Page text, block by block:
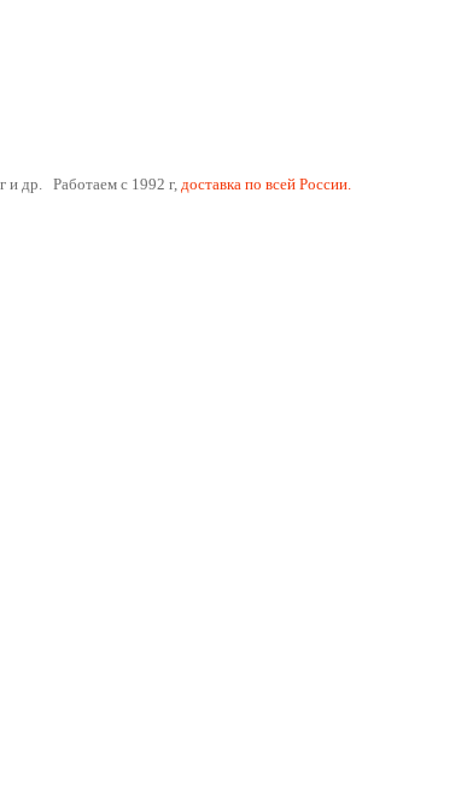
и др. Работаем с 1992 г, доставка по всей России.